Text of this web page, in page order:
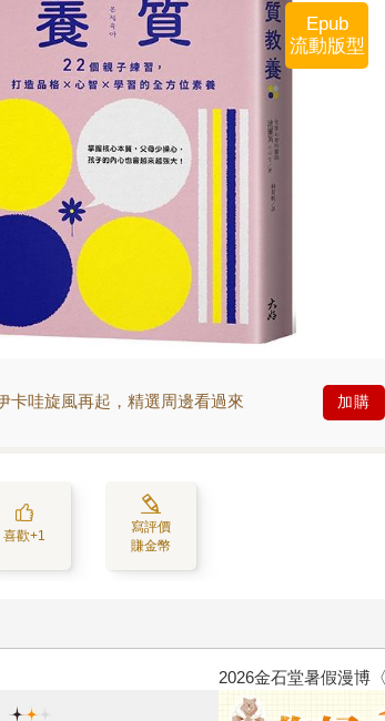
Epub
流動版型
卡哇旋風再起，精選周邊看過來 加購
喜歡+1
寫評價
賺金幣